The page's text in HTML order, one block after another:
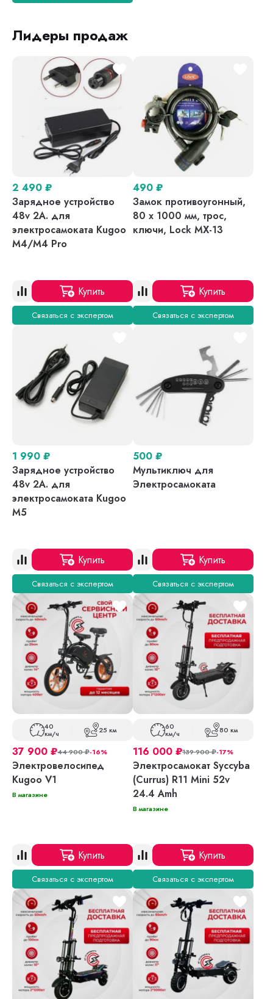
Лидеры продаж
2 490 ₽
Зарядное устройство
48v 2A. для
электросамоката Kugoo
M4/M4 Pro
Купить
Связаться с экспертом
490 ₽
Замок противоугонный,
80 х 1000 мм, трос,
ключи, Lock MX-13
Купить
Связаться с экспертом
1 990 ₽
Зарядное устройство
48v 2A. для
электросамоката Kugoo
M5
Купить
Связаться с экспертом
500 ₽
Мультиключ для
Электросамоката
Купить
Связаться с экспертом
40
км/ч 25 км
37 900 ₽44 900₽-16%
Электровелосипед
Kugoo V1
В магазине
Купить
Связаться с экспертом
60
км/ч 80 км
116 000 ₽139 900₽-17%
Электросамокат Syccyba
(Currus) R11 Mini 52v
24.4 Amh
В магазине
Купить
Связаться с экспертом